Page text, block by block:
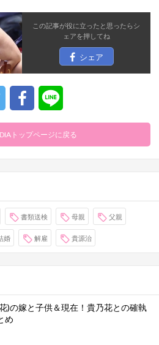
この記事が役に立ったと思ったらシ
ェアを押してね
シェア
トップページに戻る
書類送検 母親 父親
婚 解雇 貴源治
)の嫁と子供＆現在！貴乃花との確執
め